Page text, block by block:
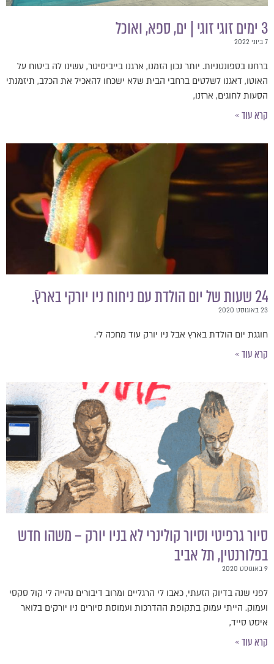
3 ימים זוגי זוגי | ים, ספא, ואוכל
7 ביוני 2022
ברחנו בספונטניות. יותר נכון הזמנו, ארגנו בייביסיטר, עשינו לה ביטוח על
האוטו, דאגנו לשלטים ברחבי הבית שלא ישכחו להאכיל את הכלב, תיזמנתי
הסעות לחוגים, ארזנו,
קרא עוד »
24 שעות של יום הולדת עם ניחוח ניו יורקי בארץ.ֿ
23 באוגוסט 2020
חוגגת יום הולדת בארץ אבל ניו יורק עוד מחכה לי.
קרא עוד »
סיור גרפיטי וסיור קולינרי לא בניו יורק – משהו חדש
בפלורנטין, תל אביב
9 באוגוסט 2020
לפני שנה בדיוק הזעתי, כאבו לי הרגליים ומרוב דיבורים נהייה לי קול סקסי
ועמוק. הייתי עמוק בתקופת ההדרכות ועמוסת סיורים ניו יורקים בלואר
איסט סייד,
קרא עוד »